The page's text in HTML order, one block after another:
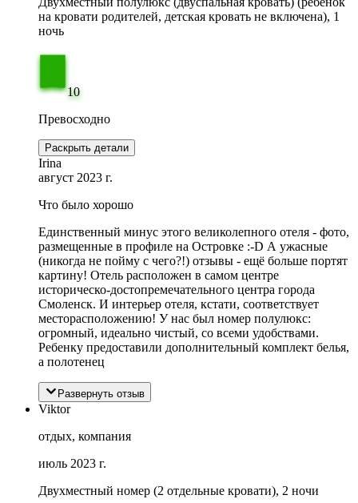
на кровати родителей, детская кровать не включена), 1
ночь
10
Превосходно
Раскрыть детали
Irina
август 2023 г.
Что было хорошо
Единственный минус этого великолепного отеля - фото,
размещенные в профиле на Островке :-D А ужасные
(никогда не пойму с чего?!) отзывы - ещё больше портят
картину! Отель расположен в самом центре
историческо-достопремечательного центра города
Смоленск. И интерьер отеля, кстати, соответствует
месторасположению! У нас был номер полулюкс:
огромный, идеально чистый, со всеми удобствами.
Ребенку предоставили дополнительный комплект белья,
а полотенец
Развернуть отзыв
Viktor
отдых, компания
июль 2023 г.
Двухместный номер (2 отдельные кровати), 2 ночи